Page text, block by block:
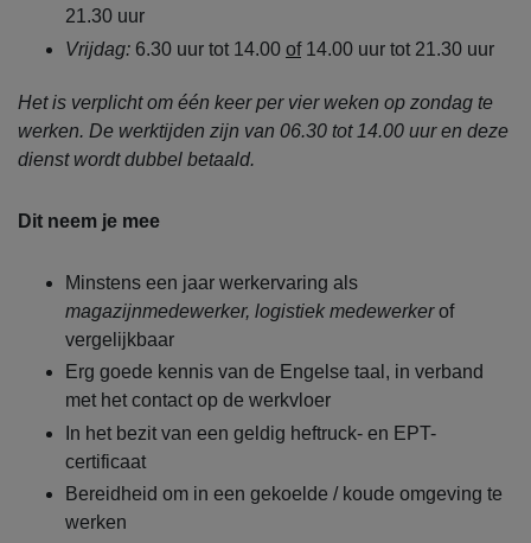
21.30 uur
Vrijdag: 6.30 uur tot 14.00 of14.00 uur tot 21.30 uur
Het is verplicht om één keer per vier weken op zondag te
werken. De werktijden zijn van 06.30 tot 14.00 uur en deze
dienst wordt dubbel betaald.
Dit neem je mee
Minstens een jaar werkervaring als
magazijnmedewerker, logistiek medewerkerof
vergelijkbaar
Erg goede kennis van de Engelse taal, in verband
met het contact op de werkvloer
In het bezit van een geldig heftruck- en EPT-
certificaat
Bereidheid om in een gekoelde / koude omgeving te
werken